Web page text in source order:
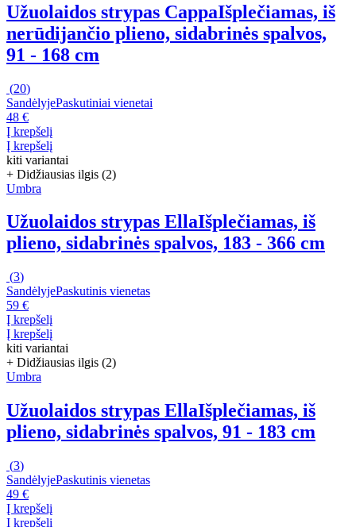
Užuolaidos strypas CappaIšplečiamas, iš
nerūdijančio plieno, sidabrinės spalvos,
91 - 168 cm
(20)
SandėlyjePaskutiniai vienetai
48 €
Į krepšelį
Į krepšelį
kiti variantai
+ Didžiausias ilgis (2)
Umbra
Užuolaidos strypas EllaIšplečiamas, iš
plieno, sidabrinės spalvos, 183 - 366 cm
(3)
SandėlyjePaskutinis vienetas
59 €
Į krepšelį
Į krepšelį
kiti variantai
+ Didžiausias ilgis (2)
Umbra
Užuolaidos strypas EllaIšplečiamas, iš
plieno, sidabrinės spalvos, 91 - 183 cm
(3)
SandėlyjePaskutinis vienetas
49 €
Į krepšelį
Į krepšelį